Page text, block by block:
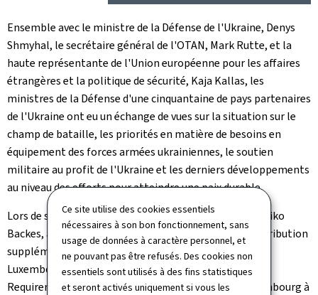
Ce site utilise des cookies essentiels
nécessaires à son bon fonctionnement, sans
usage de données à caractère personnel, et
ne pouvant pas être refusés. Des cookies non
essentiels sont utilisés à des fins statistiques
et seront activés uniquement si vous les
Ensemble avec le ministre de la Défense de l'Ukraine, Denys
Shmyhal, le secrétaire général de l'OTAN, Mark Rutte, et la
haute représentante de l'Union européenne pour les affaires
étrangères et la politique de sécurité, Kaja Kallas, les
ministres de la Défense d'une cinquantaine de pays partenaires
de l'Ukraine ont eu un échange de vues sur la situation sur le
champ de bataille, les priorités en matière de besoins en
équipement des forces armées ukrainiennes, le soutien
militaire au profit de l'Ukraine et les derniers développements
au niveau des efforts pour atteindre une paix durable.
Lors de son intervention, la ministre de la Défense, Yuriko
Backes, a informé ses homologues sur la récente contribution
supplémentaire à hauteur de 15 millions d'euros du
Luxembourg à l'initiative "PURL" (Prioritized Ukraine
Requirements List) − portant la contribution du Luxembourg à